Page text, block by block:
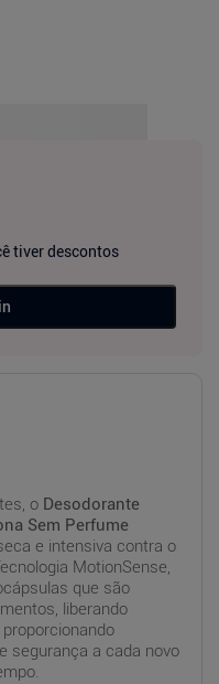
tiver descontos
o Desodorante
Sem Perfume
e intensiva contra o
MotionSense,
que são
liberando
segurança a cada novo